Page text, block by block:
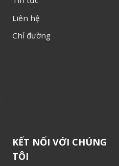
Liên hệ
Chỉ đường
KẾT NỐI VỚI CHÚNG
TÔI